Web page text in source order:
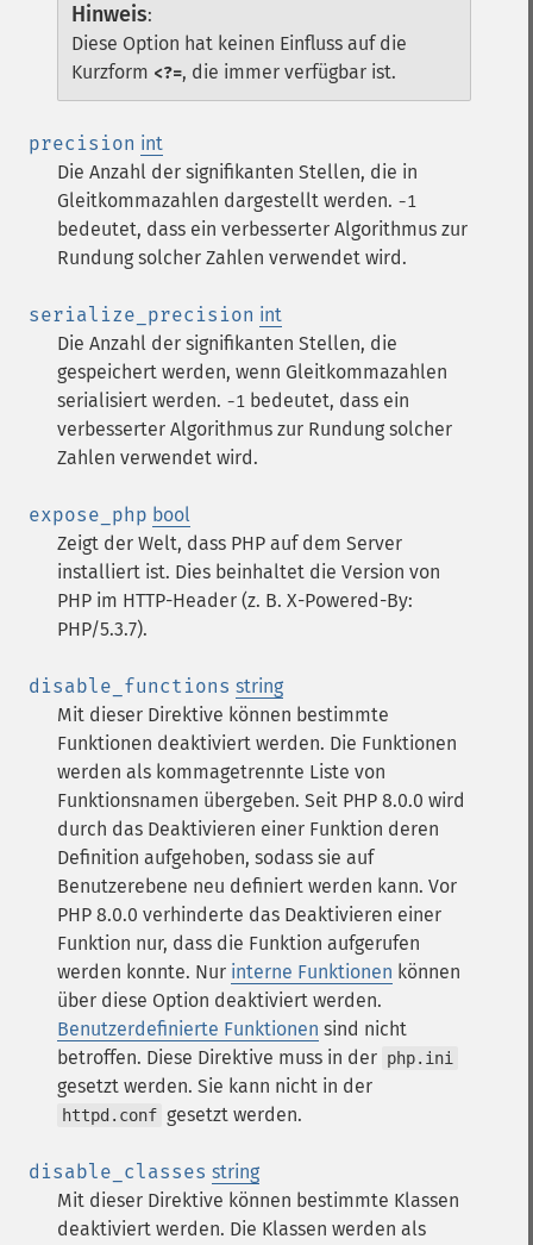
Hinweis:
Diese Option hat keinen Einfluss auf die
Kurzform <?=, die immer verfügbar ist.
precision int
Die Anzahl der signifikanten Stellen, die in
Gleitkommazahlen dargestellt werden. -1
bedeutet, dass ein verbesserter Algorithmus zur
Rundung solcher Zahlen verwendet wird.
serialize_precision int
Die Anzahl der signifikanten Stellen, die
gespeichert werden, wenn Gleitkommazahlen
serialisiert werden. -1 bedeutet, dass ein
verbesserter Algorithmus zur Rundung solcher
Zahlen verwendet wird.
expose_php bool
Zeigt der Welt, dass PHP auf dem Server
installiert ist. Dies beinhaltet die Version von
PHP im HTTP-Header (z. B. X-Powered-By:
PHP/5.3.7).
disable_functions string
Mit dieser Direktive können bestimmte
Funktionen deaktiviert werden. Die Funktionen
werden als kommagetrennte Liste von
Funktionsnamen übergeben. Seit PHP 8.0.0 wird
durch das Deaktivieren einer Funktion deren
Definition aufgehoben, sodass sie auf
Benutzerebene neu definiert werden kann. Vor
PHP 8.0.0 verhinderte das Deaktivieren einer
Funktion nur, dass die Funktion aufgerufen
werden konnte. Nur interne Funktionen können
über diese Option deaktiviert werden.
Benutzerdefinierte Funktionen sind nicht
betroffen. Diese Direktive muss in der php.ini
gesetzt werden. Sie kann nicht in der
httpd.conf gesetzt werden.
disable_classes string
Mit dieser Direktive können bestimmte Klassen
deaktiviert werden. Die Klassen werden als